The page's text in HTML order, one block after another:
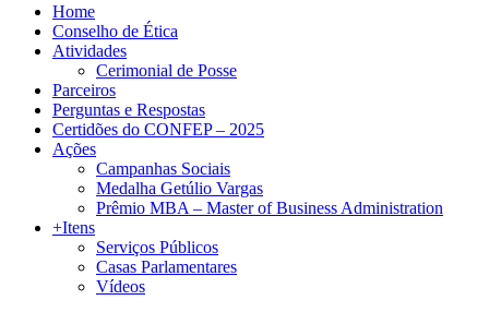
Home
Conselho de Ética
Atividades
Cerimonial de Posse
Parceiros
Perguntas e Respostas
Certidões do CONFEP – 2025
Ações
Campanhas Sociais
Medalha Getúlio Vargas
Prêmio MBA – Master of Business Administration
+Itens
Serviços Públicos
Casas Parlamentares
Vídeos